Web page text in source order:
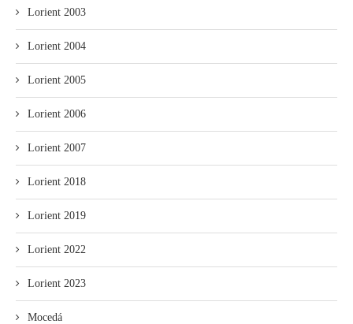
Lorient 2003
Lorient 2004
Lorient 2005
Lorient 2006
Lorient 2007
Lorient 2018
Lorient 2019
Lorient 2022
Lorient 2023
Mocedá